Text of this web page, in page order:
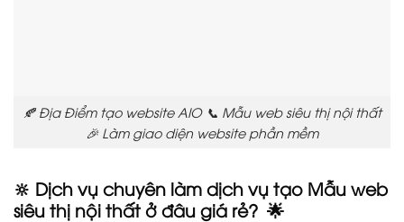
🍂 Địa Điểm tạo website AIO 📞 Mẫu web siêu thị nội thất
🎉 Làm giao diện website phần mềm
🔆 Dịch vụ chuyên làm dịch vụ tạo Mẫu web
siêu thị nội thất ở đâu giá rẻ? 🌟